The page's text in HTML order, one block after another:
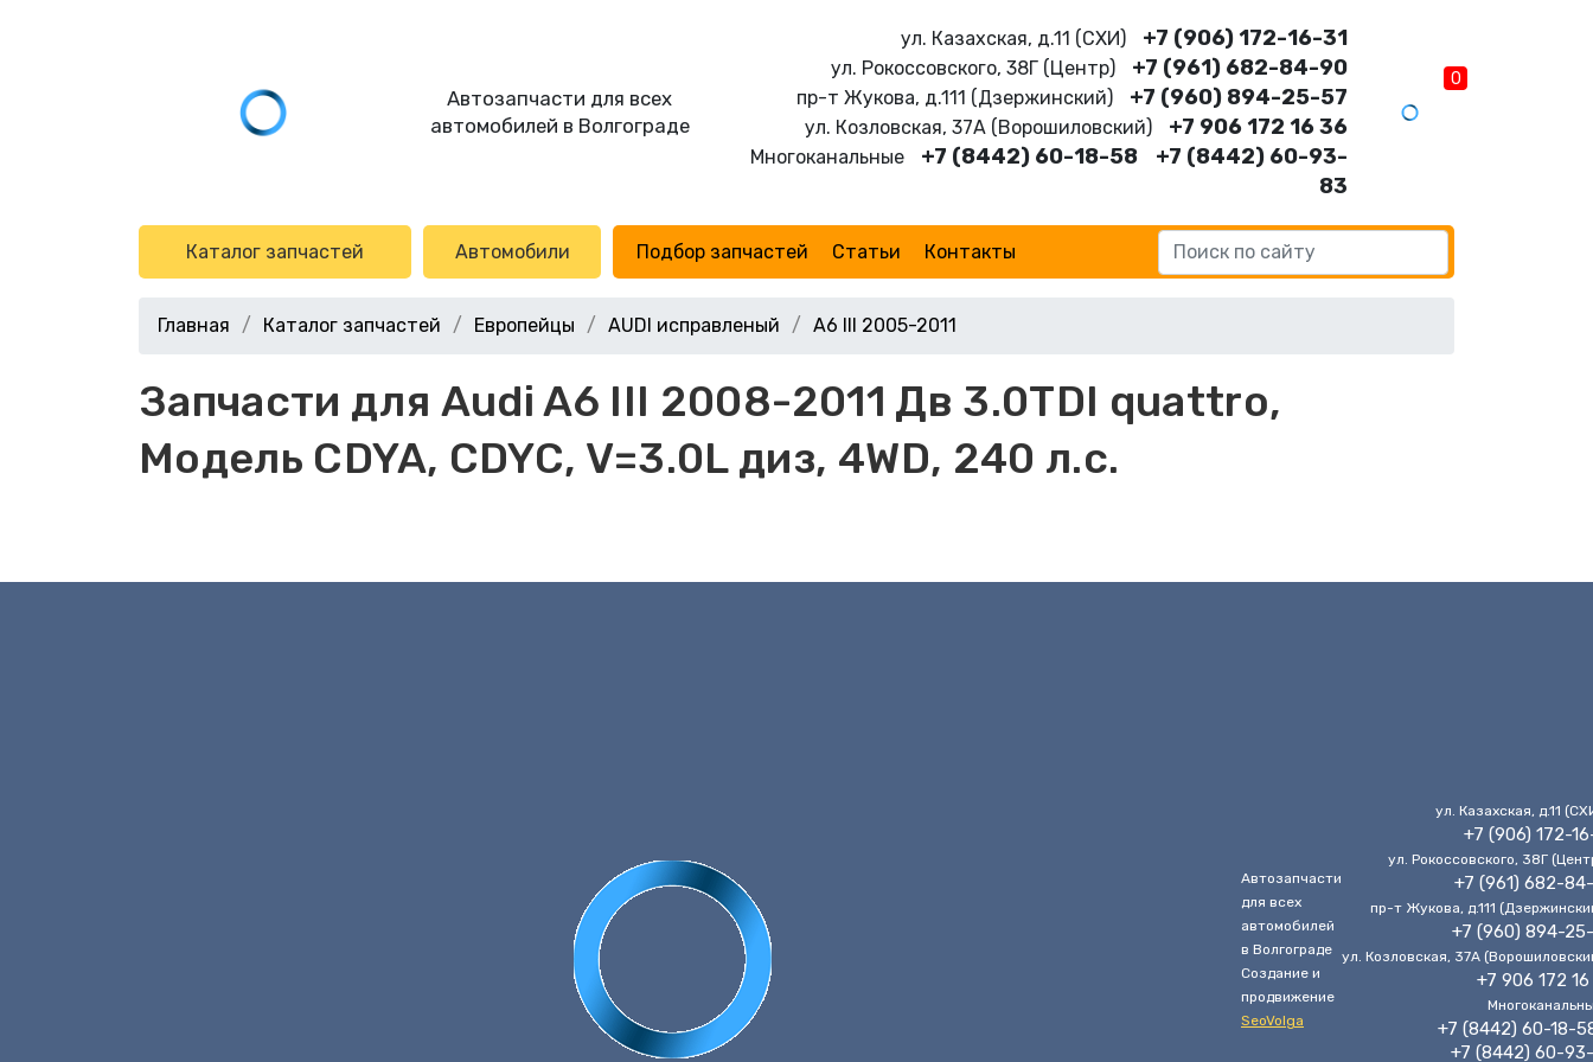
Автозапчасти для всех
автомобилей в Волгограде
ул. Казахская, д.11 (CХИ) +7 (906) 172-16-31
ул. Рокоссовского, 38Г (Центр) +7 (961) 682-84-90
пр-т Жукова, д.111 (Дзержинский) +7 (960) 894-25-57
ул. Козловская, 37А (Ворошиловский) +7 906 172 16 36
Многоканальные +7 (8442) 60-18-58
+7 (8442) 60-93-
83
0
Каталог запчастей Автомобили Подбор запчастей Статьи Контакты
Главная Каталог запчастей Европейцы AUDI исправленый A6 III 2005-2011
Запчасти для Audi A6 III 2008-2011 Дв 3.0TDI quattro,
Модель CDYA, CDYC, V=3.0L диз, 4WD, 240 л.с.
Автозапчасти
для всех
автомобилей
в Волгограде
Cоздание и
продвижение
SeoVolga
ул. Казахская, д.11
+7 (906) 172-
ул. Рокоссовского, 38Г
+7 (961) 682-
пр-т Жукова, д.111
+7 (960) 894-
ул. Козловская, 37А
+7 906 172
+7 (8442) 60-18-
+7 (8442) 60-